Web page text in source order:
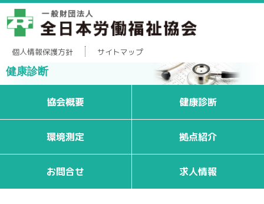
個人情報保護方針 サイトマップ
健康診断
協会概要 健康診断
環境測定 拠点紹介
お問合せ 求人情報